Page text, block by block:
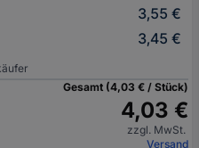
3,55 €
3,45 €
Gesamt (4,03 € / Stück)
4,03 €
zzgl. MwSt.
Versand